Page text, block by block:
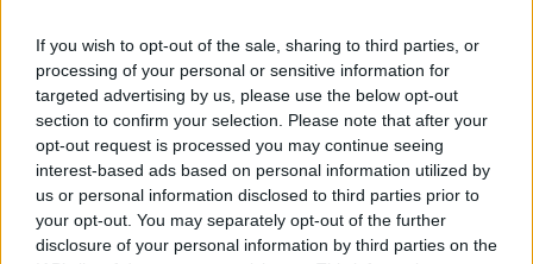
If you wish to opt-out of the sale, sharing to third parties, or
processing of your personal or sensitive information for
targeted advertising by us, please use the below opt-out
section to confirm your selection. Please note that after your
opt-out request is processed you may continue seeing
interest-based ads based on personal information utilized by
us or personal information disclosed to third parties prior to
your opt-out. You may separately opt-out of the further
disclosure of your personal information by third parties on the
Πηγή: ΑΠΕ-ΜΠΕ
Ακολουθήστε το OLAFAQ
στο Google News